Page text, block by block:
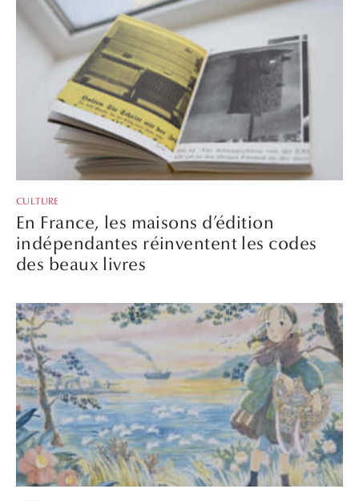
CULTURE
En France, les maisons d’édition
indépendantes réinventent les codes
des beaux livres